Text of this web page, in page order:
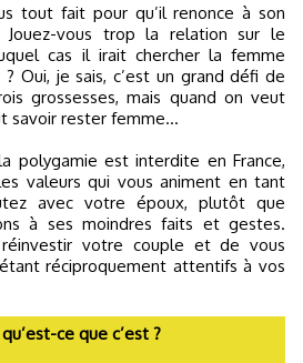
tout fait pour qu’il renonce à son
Jouez-vous trop la relation sur le
cas il irait chercher la femme
Oui, je sais, c’est un grand défi de
grossesses, mais quand on veut
savoir rester femme…
polygamie est interdite en France,
valeurs qui vous animent en tant
avec votre époux, plutôt que
à ses moindres faits et gestes.
votre couple et de vous
réciproquement attentifs à vos
qu’est-ce que c’est ?